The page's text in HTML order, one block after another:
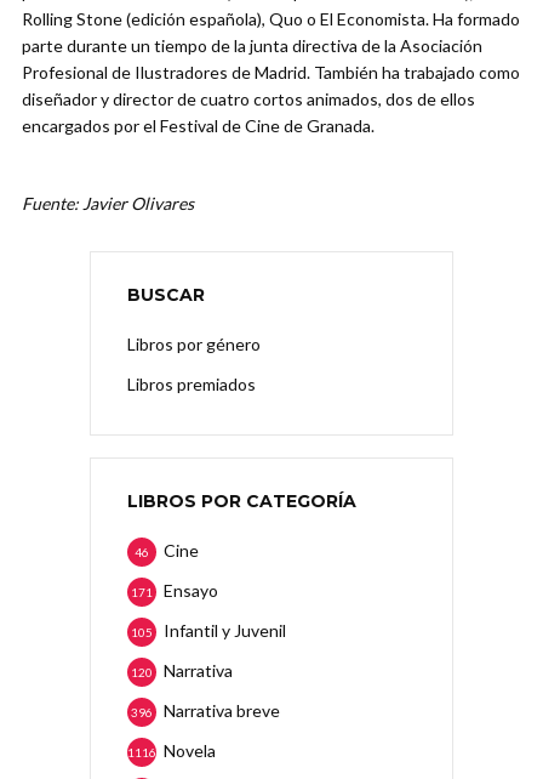
Rolling Stone (edición española), Quo o El Economista. Ha formado
parte durante un tiempo de la junta directiva de la Asociación
Profesional de Ilustradores de Madrid. También ha trabajado como
diseñador y director de cuatro cortos animados, dos de ellos
encargados por el Festival de Cine de Granada.
Fuente: Javier Olivares
BUSCAR
Libros por género
Libros premiados
LIBROS POR CATEGORÍA
Cine
46
Ensayo
171
Infantil y Juvenil
105
Narrativa
120
Narrativa breve
396
Novela
1116